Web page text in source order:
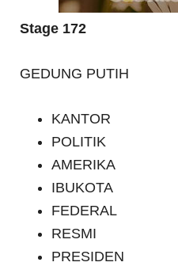
Stage 172
GEDUNG PUTIH
KANTOR
POLITIK
AMERIKA
IBUKOTA
FEDERAL
RESMI
PRESIDEN